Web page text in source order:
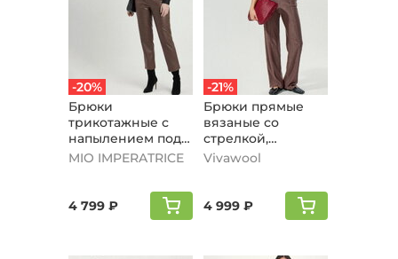
-20%
Брюки
трикотажные с
напылением под
кожу, шоколадный
MIO IMPERATRICE
4 799 ₽
-21%
Брюки прямые
вязаные со
стрелкой,
кофейный
Vivawool
4 999 ₽